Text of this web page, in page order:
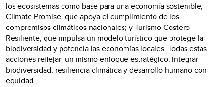
los ecosistemas como base para una economía sostenible;
Climate Promise, que apoya el cumplimiento de los
compromisos climáticos nacionales; y Turismo Costero
Resiliente, que impulsa un modelo turístico que protege la
biodiversidad y potencia las economías locales. Todas estas
acciones reflejan un mismo enfoque estratégico: integrar
biodiversidad, resiliencia climática y desarrollo humano con
equidad.